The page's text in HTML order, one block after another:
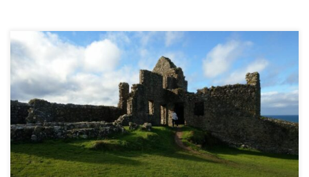
Eine Schülergruppe des Humboldt ist derzeit am Campbell-
College in Nordirland. Hier einige Impressionen des Austauschs: